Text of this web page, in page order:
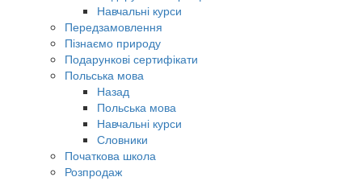
Навчальні курси
Передзамовлення
Пізнаємо природу
Подарункові сертифікати
Польська мова
Назад
Польська мова
Навчальні курси
Словники
Початкова школа
Розпродаж